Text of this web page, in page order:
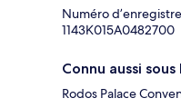
Numéro
1143Κ015A0482700
Connu aussi
Rodos Palace